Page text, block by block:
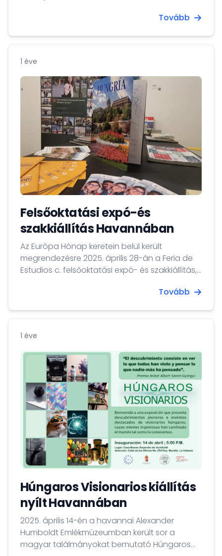
Tovább
1 éve
Felsőoktatási expó-és
szakkiállítás Havannában
Az Európa Hónap keretein belül került
megrendezésre 2025. április 28-án a Feria de
Estudios c. felsőoktatási expó- és szakkiállítás,
központban, melyet 2019-ben a Times a világ
Tovább
1 éve
Húngaros Visionarios kiállítás
nyílt Havannában
2025. április 14-én a havannai Alexander
Humboldt Emlékmúzeumban került sor a
magyar találmányokat bemutató Húngaros